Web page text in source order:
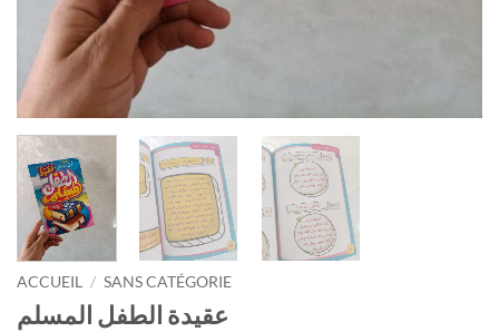
ACCUEIL / SANS CATÉGORIE
عقيدة الطفل المسلم